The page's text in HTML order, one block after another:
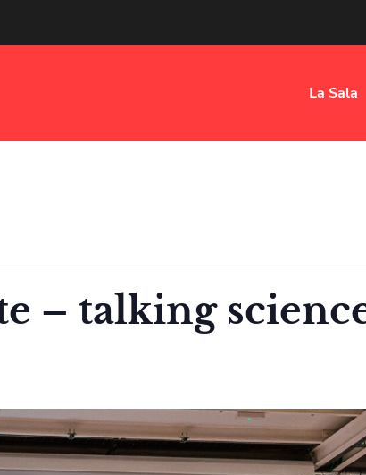
La Sala
– talking